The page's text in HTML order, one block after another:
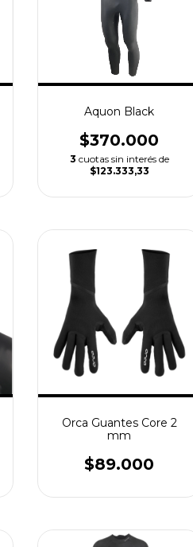
Aquon Black
$370.000
3 cuotas sin interés de
$123.333,33
Orca Guantes Core 2
mm
$89.000